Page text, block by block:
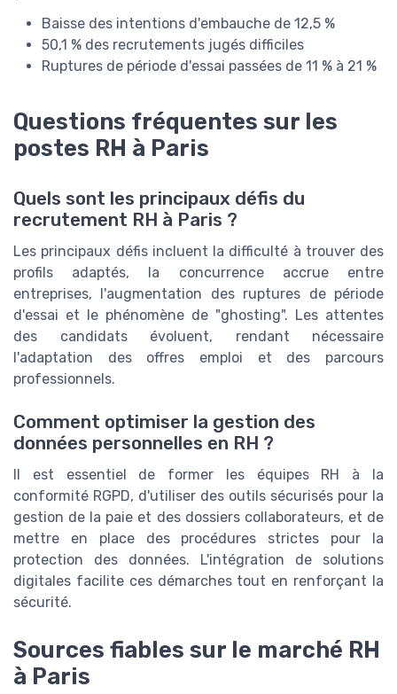
Baisse des intentions d'embauche de 12,5 %
50,1 % des recrutements jugés difficiles
Ruptures de période d'essai passées de 11 % à 21 %
Questions fréquentes sur les
postes RH à Paris
Quels sont les principaux défis du
recrutement RH à Paris ?
Les principaux défis incluent la difficulté à trouver des
profils adaptés, la concurrence accrue entre
entreprises, l'augmentation des ruptures de période
d'essai et le phénomène de "ghosting". Les attentes
des candidats évoluent, rendant nécessaire
l'adaptation des offres emploi et des parcours
professionnels.
Comment optimiser la gestion des
données personnelles en RH ?
Il est essentiel de former les équipes RH à la
conformité RGPD, d'utiliser des outils sécurisés pour la
gestion de la paie et des dossiers collaborateurs, et de
mettre en place des procédures strictes pour la
protection des données. L'intégration de solutions
digitales facilite ces démarches tout en renforçant la
sécurité.
Sources fiables sur le marché RH
à Paris